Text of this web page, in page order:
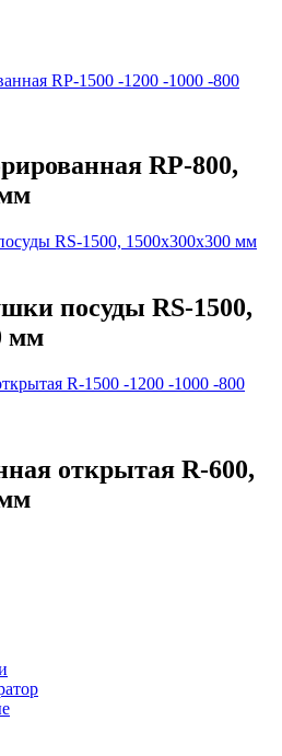
RP-800,
посуды RS-1500,
мм
открытая R-600,